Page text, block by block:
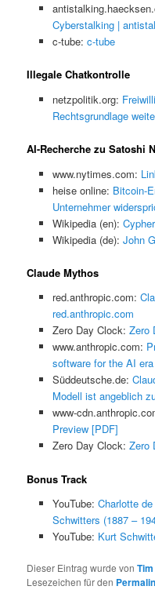
Cyberstalking |
c-tube: c-tube
Illegale Chatkontrolle
netzpolitik.org:
Rechtsgrundlage
AI-Recherche zu Satoshi
www.nytimes.com:
heise online: Bitcoin-
Unternehmer
Wikipedia (en):
Wikipedia (de): John
Claude Mythos
red.anthropic.com:
red.anthropic.com
Zero Day Clock: Zero
www.anthropic.com:
software for the AI era
Süddeutsche.de:
Modell ist angeblich
www-
Preview [PDF]
Zero Day Clock: Zero
Bonus Track
YouTube: Charlotte
Schwitters (1887 –
YouTube: Kurt
Dieser Eintrag wurde von
Lesezeichen für den